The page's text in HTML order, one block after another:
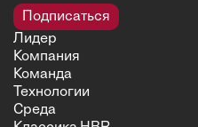
Подписаться
Лидер
Компания
Команда
Технологии
Среда